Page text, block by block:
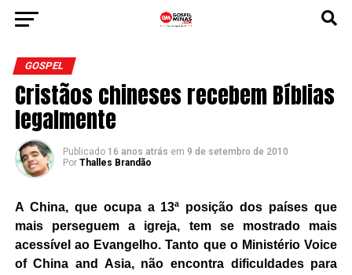
GOSPEL
Cristãos chineses recebem Bíblias
legalmente
Publicado 16 anos atrás em 9 de setembro de 2010
Por Thalles Brandão
A China, que ocupa a 13ª posição dos países que
mais perseguem a igreja, tem se mostrado mais
acessível ao Evangelho. Tanto que o Ministério Voice
of China and Asia, não encontra dificuldades para